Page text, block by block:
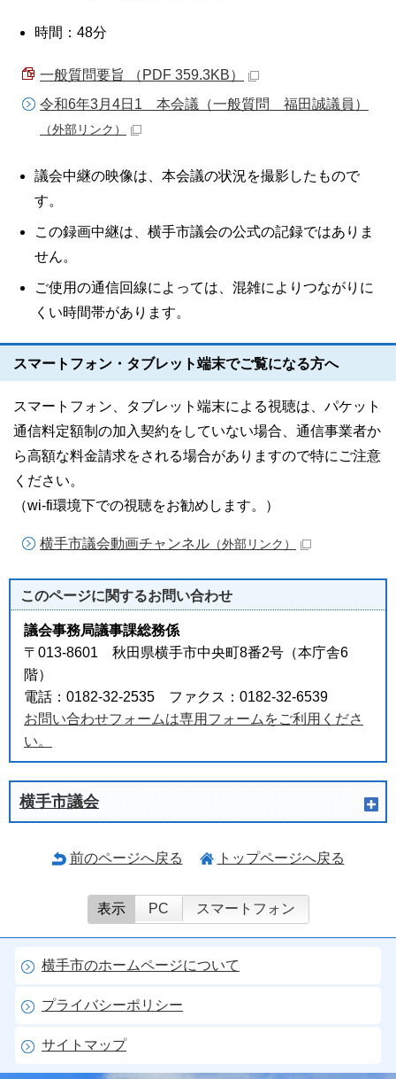
時間：48分
一般質問要旨 （PDF 359.3KB）
令和6年3月4日1 本会議（一般質問 福田誠議員）
（外部リンク）
議会中継の映像は、本会議の状況を撮影したもので
す。
この録画中継は、横手市議会の公式の記録ではありま
せん。
ご使用の通信回線によっては、混雑によりつながりに
くい時間帯があります。
スマートフォン・タブレット端末でご覧になる方へ
スマートフォン、タブレット端末による視聴は、パケット
通信料定額制の加入契約をしていない場合、通信事業者か
ら高額な料金請求をされる場合がありますので特にご注意
ください。
（wi-fi環境下での視聴をお勧めします。）
横手市議会動画チャンネル （外部リンク）
このページに関するお問い合わせ
議会事務局議事課総務係
〒013-8601 秋田県横手市中央町8番2号（本庁舎6
階）
電話：0182-32-2535 ファクス：0182-32-6539
お問い合わせフォームは専用フォームをご利用くださ
い。
横手市議会
前のページへ戻る トップページへ戻る
表示 PC スマートフォン
横手市のホームページについて
プライバシーポリシー
サイトマップ